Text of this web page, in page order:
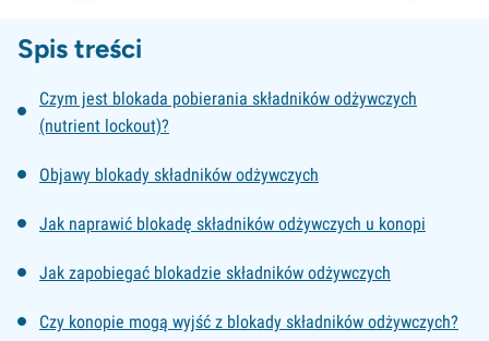
Spis treści
Czym jest blokada pobierania składników odżywczych
(nutrient lockout)?
Objawy blokady składników odżywczych
Jak naprawić blokadę składników odżywczych u konopi
Jak zapobiegać blokadzie składników odżywczych
Czy konopie mogą wyjść z blokady składników odżywczych?